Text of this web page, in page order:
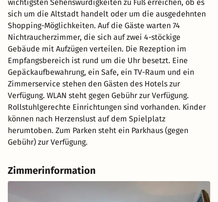
wichtigsten Sehenswürdigkeiten zu Fuß erreichen, ob es
sich um die Altstadt handelt oder um die ausgedehnten
Shopping-Möglichkeiten. Auf die Gäste warten 74
Nichtraucherzimmer, die sich auf zwei 4-stöckige
Gebäude mit Aufzügen verteilen. Die Rezeption im
Empfangsbereich ist rund um die Uhr besetzt. Eine
Gepäckaufbewahrung, ein Safe, ein TV-Raum und ein
Zimmerservice stehen den Gästen des Hotels zur
Verfügung. WLAN steht gegen Gebühr zur Verfügung.
Rollstuhlgerechte Einrichtungen sind vorhanden. Kinder
können nach Herzenslust auf dem Spielplatz
herumtoben. Zum Parken steht ein Parkhaus (gegen
Gebühr) zur Verfügung.
Zimmerinformation